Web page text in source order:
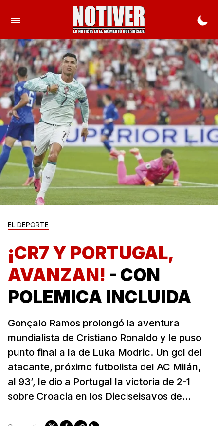
EL DEPORTE
¡CR7 Y PORTUGAL,
AVANZAN! - CON
POLEMICA INCLUIDA
Gonçalo Ramos prolongó la aventura
mundialista de Cristiano Ronaldo y le puso
punto final a la de Luka Modric. Un gol del
atacante, próximo futbolista del AC Milán,
al 93’, le dio a Portugal la victoria de 2-1
sobre Croacia en los Dieciseisavos de...